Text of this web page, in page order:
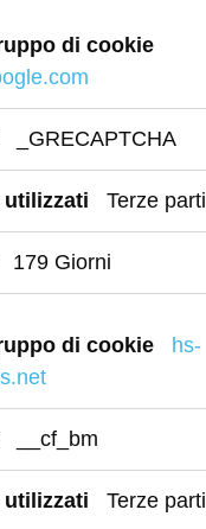
_GRECAPTCHA
Terze parti
179 Giorni
hs-
__cf_bm
Terze parti